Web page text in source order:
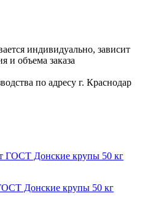
индивидуально, зависит
и объема заказа
по адресу г. Краснодар
Донские крупы 50 кг